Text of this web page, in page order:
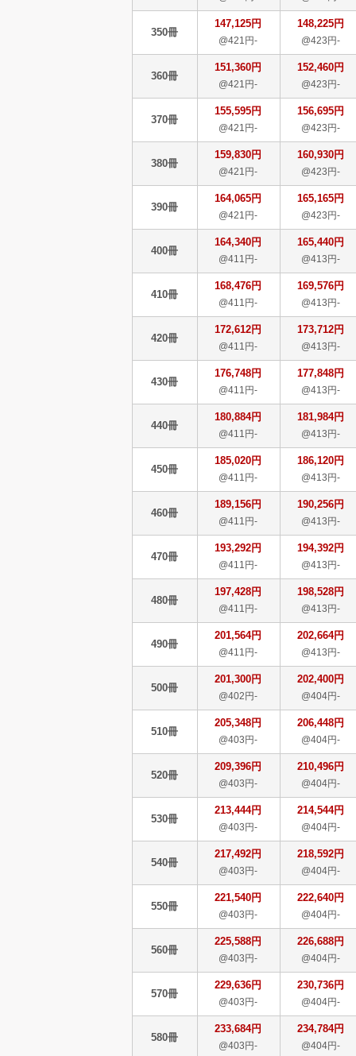
350冊
147,125円
@421円-
148,225円
@423円-
360冊
151,360円
@421円-
152,460円
@423円-
370冊
155,595円
@421円-
156,695円
@423円-
380冊
159,830円
@421円-
160,930円
@423円-
390冊
164,065円
@421円-
165,165円
@423円-
400冊
164,340円
@411円-
165,440円
@413円-
410冊
168,476円
@411円-
169,576円
@413円-
420冊
172,612円
@411円-
173,712円
@413円-
430冊
176,748円
@411円-
177,848円
@413円-
440冊
180,884円
@411円-
181,984円
@413円-
450冊
185,020円
@411円-
186,120円
@413円-
460冊
189,156円
@411円-
190,256円
@413円-
470冊
193,292円
@411円-
194,392円
@413円-
480冊
197,428円
@411円-
198,528円
@413円-
490冊
201,564円
@411円-
202,664円
@413円-
500冊
201,300円
@402円-
202,400円
@404円-
510冊
205,348円
@403円-
206,448円
@404円-
520冊
209,396円
@403円-
210,496円
@404円-
530冊
213,444円
@403円-
214,544円
@404円-
540冊
217,492円
@403円-
218,592円
@404円-
550冊
221,540円
@403円-
222,640円
@404円-
560冊
225,588円
@403円-
226,688円
@404円-
570冊
229,636円
@403円-
230,736円
@404円-
580冊
233,684円
@403円-
234,784円
@404円-